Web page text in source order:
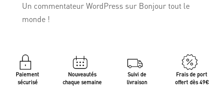
Un commentateur WordPress sur Bonjour tout le
monde !
Paiement
sécurisé
Nouveautés
chaque semaine
Suivi de
livraison
Frais de port
offert dès 49€